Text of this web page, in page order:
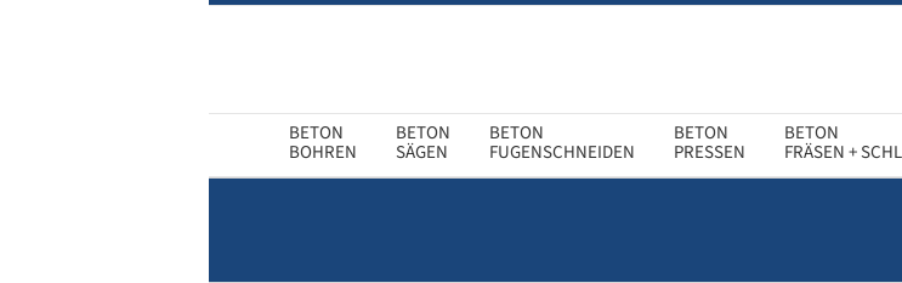
BOHREN SÄGEN FUGENSCHNEIDEN PRESSEN FRÄSEN +